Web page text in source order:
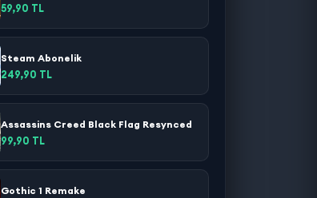
59,90 TL
Steam Abonelik
249,90 TL
Assassins Creed Black Flag Resynced
99,90 TL
Gothic 1 Remake